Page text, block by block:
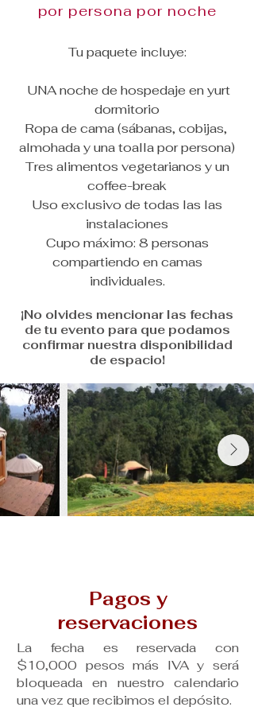
por persona por noche
Tu paquete incluye:​
UNA noche de hospedaje en yurt
dormitorio
Ropa de cama (sábanas, cobijas,
almohada y una toalla por persona)
Tres alimentos vegetarianos y un
coffee-break
Uso exclusivo de todas las las
instalaciones
Cupo máximo: 8 personas
compartiendo en camas
individuales.
¡No olvides mencionar las fechas
de tu evento para que podamos
confirmar nuestra disponibilidad
de espacio!
Pagos y
reservaciones
La fecha es reservada con
$10,000 pesos más IVA y será
bloqueada en nuestro calendario
una vez que recibimos el depósito.